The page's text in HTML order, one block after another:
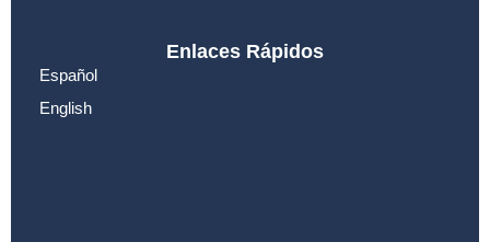
Enlaces Rápidos
Español
English